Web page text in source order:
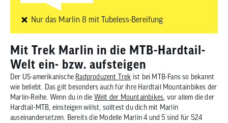
Nur das Marlin 8 mit Tubeless-Bereifung
Mit Trek Marlin in die MTB-Hardtail-
Welt ein- bzw. aufsteigen
Der US-amerikanische Radproduzent Trek ist bei MTB-Fans so bekannt
wie beliebt. Das gilt besonders auch für ihre Hardtail Mountainbikes der
Marlin-Reihe. Wenn du in die Welt der Mountainbikes , vor allem die der
Hardtail-MTB, einsteigen willst, solltest du dich mit Marlin
auseinandersetzen. Bereits die Modelle Marlin 4 und 5 sind für 524